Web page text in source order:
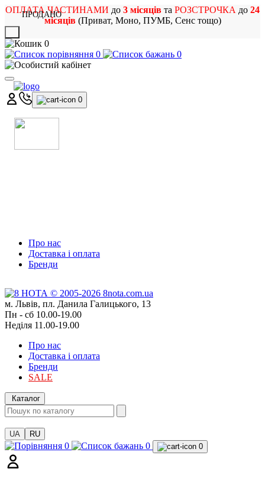
ОПЛАТА ЧАСТИНАМИ до 3 місяців та РОЗСТРОЧКА до 24
місяців(Приват, Моно, ПУМБ, Сенс тощо)
0
0
0
0
Про нас
Доставка і оплата
Бренди
м. Львів, пл. Данила Галицького, 13
Пн - сб 10.00-19.00
Неділя 11.00-19.00
Про нас
Доставка і оплата
Бренди
SALE
Каталог
UA RU
0 0 0
ПРОДАНО